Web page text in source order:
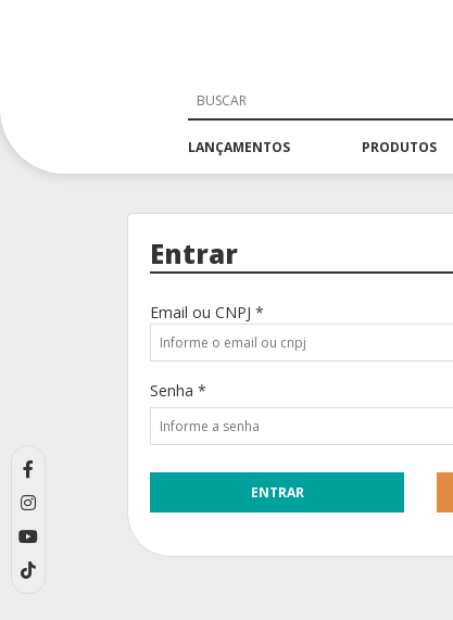
LANÇAMENTOS PRODUTOS
Entrar
Email ou CNPJ *
Senha *